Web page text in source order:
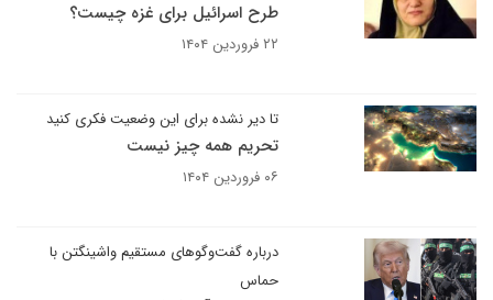
طرح اسرائیل برای غزه چیست؟
۲۲ فروردین ۱۴۰۴
تا دیر نشده برای این وضعیت فکری کنید
تحریم همه چیز نیست
۰۶ فروردین ۱۴۰۴
درباره گفت‌وگوهای مستقیم واشینگتن با
حماس